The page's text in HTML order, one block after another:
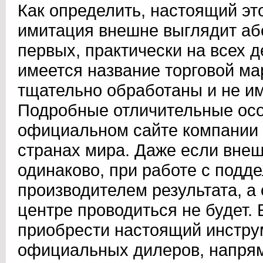
Как определить, настоящий
имитация внешне выглядит
первых, практически на всех
имеется название торговой
тщательно обработаны и не
Подробные отличительные
официальном сайте компании
странах мира. Даже если
одинаково, при работе с
производителем результата,
центре проводиться не
приобрести настоящий
официальных дилеров,